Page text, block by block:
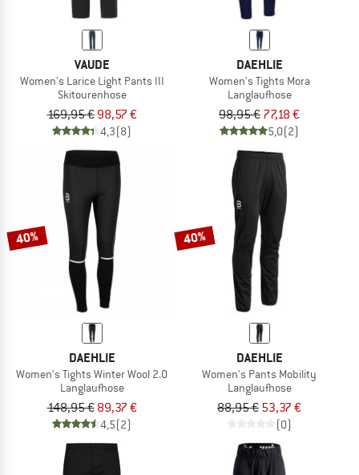
VAUDE
Women's Larice Light Pants III
Skitourenhose
169,95 € 98,57 €
4,3(8)
DAEHLIE
Women's Tights Mora
Langlaufhose
98,95 € 77,18 €
5,0(2)
40%
DAEHLIE
Women's Tights Winter Wool 2.0
Langlaufhose
148,95 € 89,37 €
4,5(2)
40%
DAEHLIE
Women's Pants Mobility
Langlaufhose
88,95 € 53,37 €
(0)